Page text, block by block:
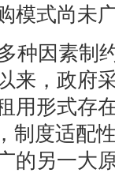
模式尚未
种因素制
来，政府
用形式存
制度适配
的另一大